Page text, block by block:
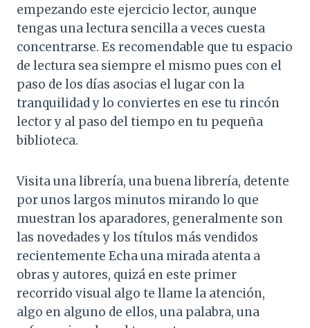
empezando este ejercicio lector, aunque
tengas una lectura sencilla a veces cuesta
concentrarse. Es recomendable que tu espacio
de lectura sea siempre el mismo pues con el
paso de los días asocias el lugar con la
tranquilidad y lo conviertes en ese tu rincón
lector y al paso del tiempo en tu pequeña
biblioteca.
Visita una librería, una buena librería, detente
por unos largos minutos mirando lo que
muestran los aparadores, generalmente son
las novedades y los títulos más vendidos
recientemente Echa una mirada atenta a
obras y autores, quizá en este primer
recorrido visual algo te llame la atención,
algo en alguno de ellos, una palabra, una